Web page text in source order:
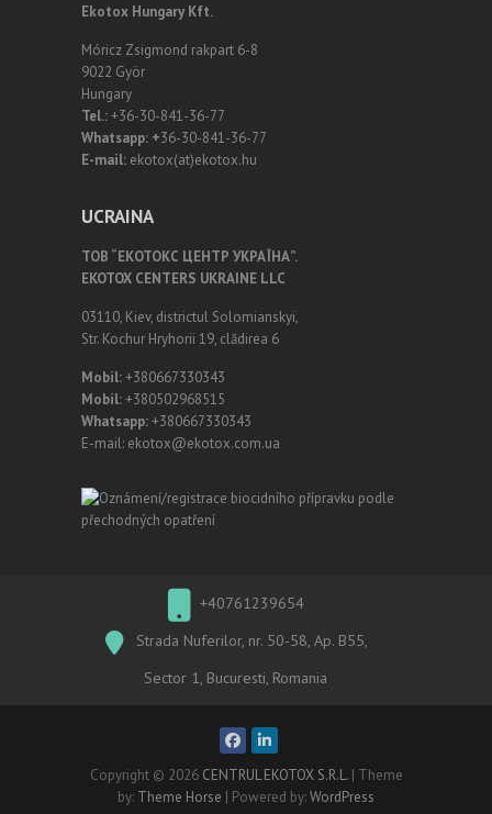
Ekotox Hungary Kft.
Móricz Zsigmond rakpart 6-8
9022 Györ
Hungary
Tel.:+36-30-841-36-77
Whatsapp: +36-30-841-36-77
E-mail: ekotox(at)ekotox.hu
UCRAINA
ТОВ “ЕКОТОКС ЦЕНТР УКРАЇНА”.
EKOTOX CENTERS UKRAINE LLC
03110, Kiev, districtul Solomianskyi,
Str. Kochur Hryhorii 19, clădirea 6
Mobil:+380667330343
Mobil:+380502968515
Whatsapp:+380667330343
E-mail: ekotox@ekotox.com.ua
+40761239654
Strada Nuferilor, nr. 50-58, Ap. B55,
Sector 1, Bucuresti, Romania
Copyright © 2026 CENTRUL EKOTOX S.R.L.| Theme
by: Theme Horse | Powered by:WordPress